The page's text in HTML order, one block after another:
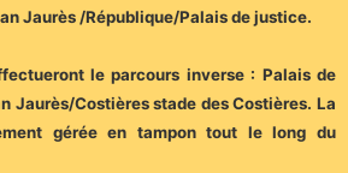
Jaurès /République/Palais de justice.
le parcours inverse : Palais de
Jaurès/Costières stade des Costières. La
gérée en tampon tout le long du